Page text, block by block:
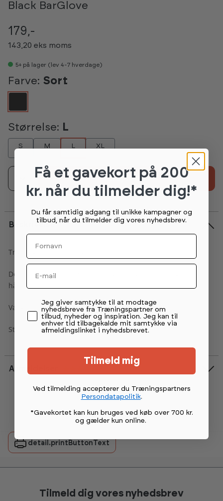
Black BarGlove
179,-
143,20 eks moms
5+ på lager (lev 4-7 hverdage)
Farve: Sort
Størrelse: L
S M L XL
Tilføj til kurv
Beskrivelse
Træningshandsker i lækker kvalitet.
De er fremstillet i blødt skind og med god polstring for
håndfladerne.
Vælg mellem hvidt og sort skind.
Str. L
Anmeldelser
detail.printButtonText
Tilmeld dig vores nyhedsbrev
Få et gavekort på 200
kr. når du tilmelder dig!*
Du får samtidig adgang til unikke kampagner og
tilbud, når du tilmelder dig vores nyhedsbrev.
Fornavn
Email
Permission tekst
Jeg giver samtykke til at modtage
nyhedsbreve fra Træningspartner om
tilbud, nyheder og inspiration. Jeg kan til
enhver tid tilbagekalde mit samtykke via
afmeldingslinket i nyhedsbrevet.
Tilmeld mig
Ved tilmelding accepterer du Træningspartners
Persondatapolitik.
*Gavekortet kan kun bruges ved køb over 700 kr.
og gælder kun online.